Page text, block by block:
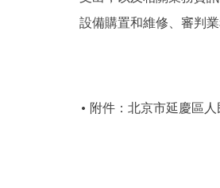
設備購置和維修、審判
附件：北京市延慶區